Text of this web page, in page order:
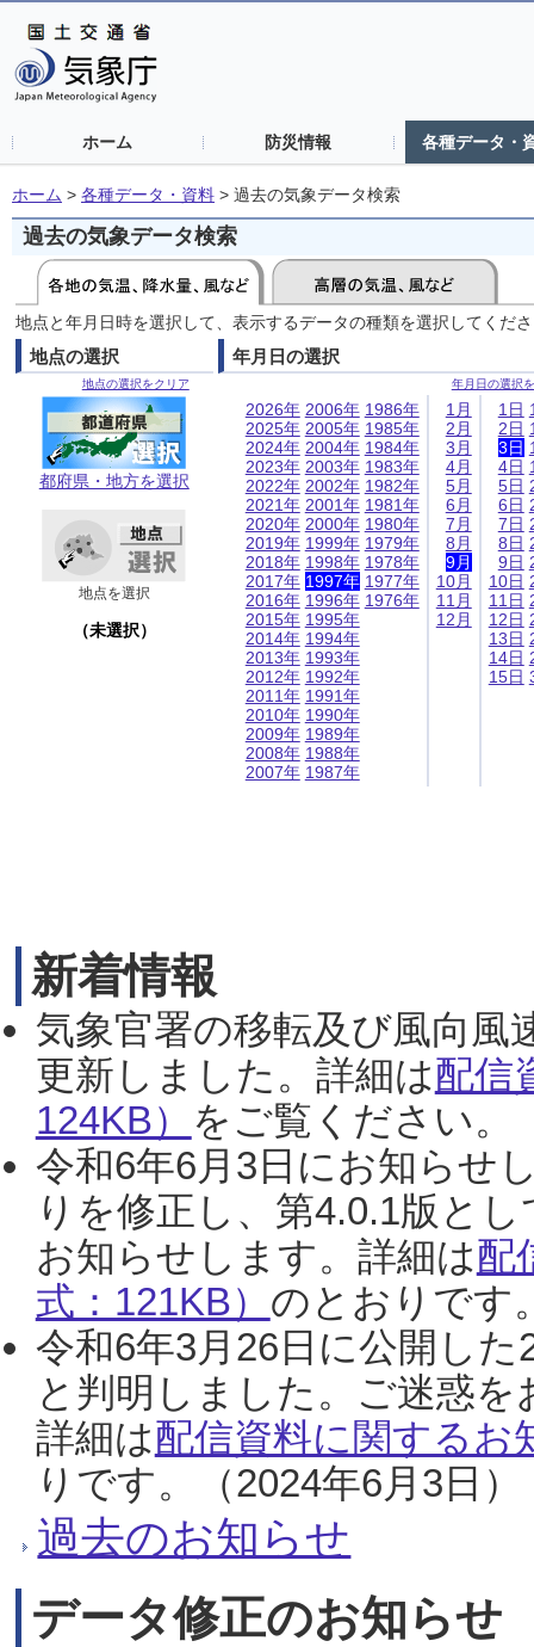
ホーム 防災情報 各種データ・
ホーム > 各種データ・資料 > 過去の気象データ検索
過去の気象データ検索
地点と年月日時を選択して、表示するデータの種類を選択してくだ
地点の選択
地点の選択をクリア
都府県・地方を選択
地点を選択
（未選択）
年月日の選択
年月日の選択
2026年
2025年
2024年
2023年
2022年
2021年
2020年
2019年
2018年
2017年
2016年
2015年
2014年
2013年
2012年
2011年
2010年
2009年
2008年
2007年
2006年
2005年
2004年
2003年
2002年
2001年
2000年
1999年
1998年
1997年
1996年
1995年
1994年
1993年
1992年
1991年
1990年
1989年
1988年
1987年
1986年
1985年
1984年
1983年
1982年
1981年
1980年
1979年
1978年
1977年
1976年
1月
2月
3月
4月
5月
6月
7月
8月
9月
10月
11月
12月
1日
2日
3日
4日
5日
6日
7日
8日
9日
10日
11日
12日
13日
14日
15日
新着情報
気象官署の移転及び風向風
更新しました。詳細は配信
124KB） をご覧ください。
令和6年6月3日にお知らせ
りを修正し、第4.0.1版と
お知らせします。詳細は配
式：121KB） のとおりです
令和6年3月26日に公開し
と判明しました。ご迷惑
詳細は配信資料に関するお
りです。（2024年6月3日）
過去のお知らせ
データ修正のお知らせ